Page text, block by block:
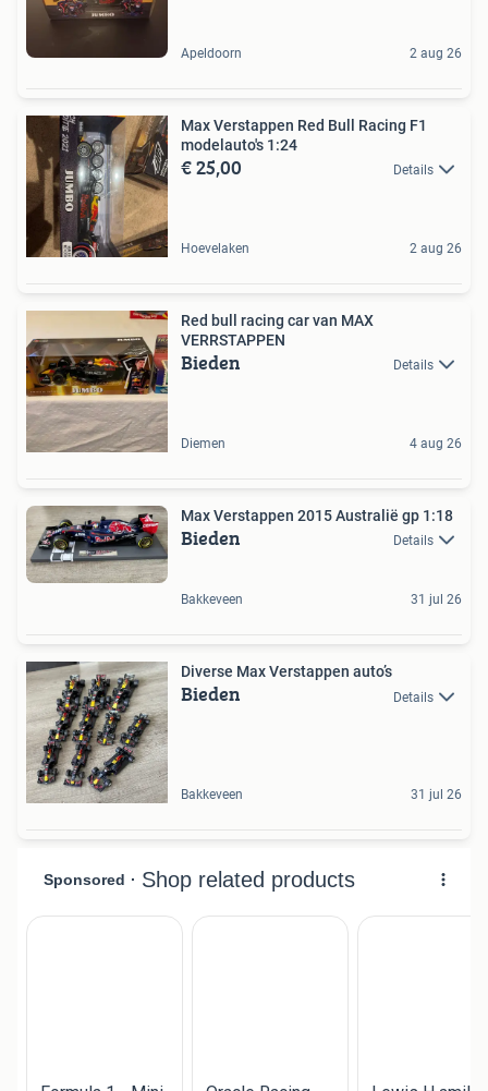
Apeldoorn 2 aug 26
Max Verstappen Red Bull Racing F1
modelauto's 1:24
€ 25,00 Details
Hoevelaken 2 aug 26
Red bull racing car van MAX
VERRSTAPPEN
Bieden Details
Diemen 4 aug 26
Max Verstappen 2015 Australië gp 1:18
Bieden Details
Bakkeveen 31 jul 26
Diverse Max Verstappen auto’s
Bieden Details
Bakkeveen 31 jul 26